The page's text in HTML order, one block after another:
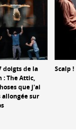
doigts de la
: The Attic,
que j'ai
allongée sur
Scalp !